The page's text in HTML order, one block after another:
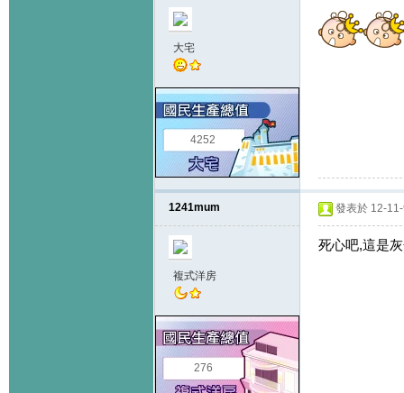
大宅
4252
1241mum
複式洋房
276
發表於 12-
死心吧,這是